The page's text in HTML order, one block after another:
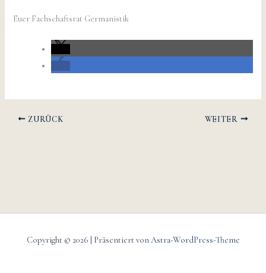
Euer Fachschaftsrat Germanistik
ZURÜCK WEITER
Copyright © 2026 | Präsentiert vonAstra-WordPress-Theme